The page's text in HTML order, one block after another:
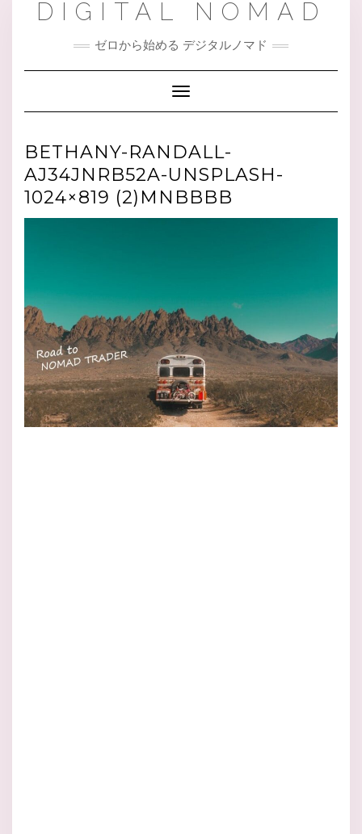
DIGITAL NOMAD
ゼロから始める デジタルノマド
Toggle Navigation
BETHANY-RANDALL-
AJ34JNRB52A-UNSPLASH-
1024×819 (2)MNBBBB